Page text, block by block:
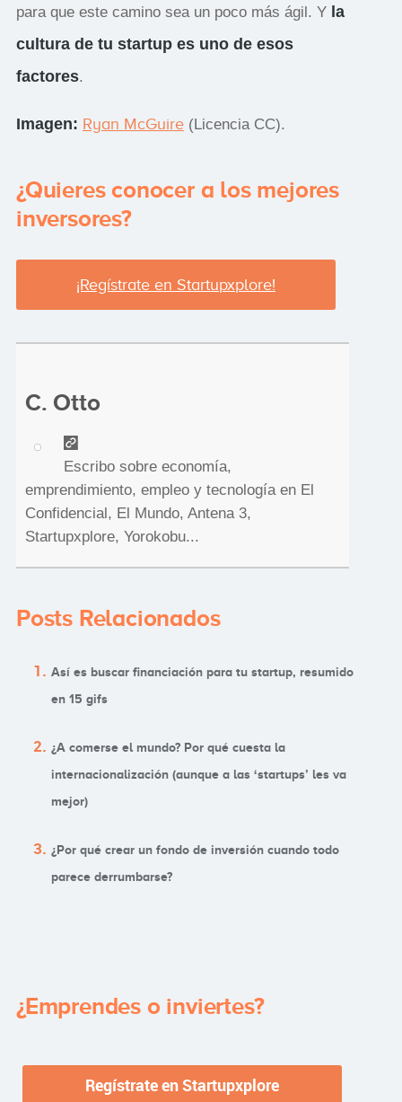
para que este camino sea un poco más ágil. Y la
cultura de tu startup es uno de esos
factores.
Imagen: Ryan McGuire(Licencia CC).
¿Quieres conocer a los mejores
inversores?
¡Regístrate en Startupxplore!
C. Otto
Escribo sobre economía,
emprendimiento, empleo y tecnología en El
Confidencial, El Mundo, Antena 3,
Startupxplore, Yorokobu...
Posts Relacionados
Así es buscar financiación para tu startup, resumido
en 15 gifs
¿A comerse el mundo? Por qué cuesta la
internacionalización (aunque a las ‘startups’ les va
mejor)
¿Por qué crear un fondo de inversión cuando todo
parece derrumbarse?
¿Emprendes o inviertes?